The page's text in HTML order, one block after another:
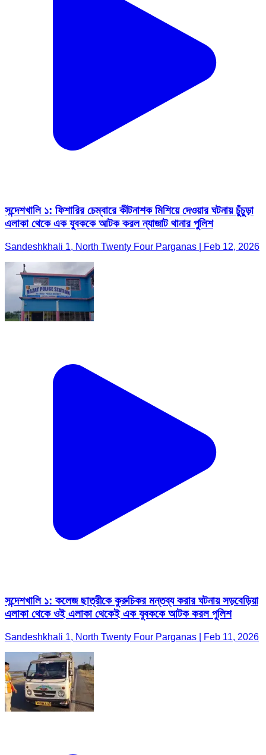
সন্দেশখালি ১: ফিশারির চেম্বারে কীটনাশক মিশিয়ে দেওয়ার ঘটনায় চুঁচুড়া
এলাকা থেকে এক যুবককে আটক করল ন্যাজাট থানার পুলিশ
Sandeshkhali 1, North Twenty Four Parganas | Feb 12, 2026
সন্দেশখালি ১: কলেজ ছাত্রীকে কুরুচিকর মন্তব্য করার ঘটনায় সড়বেড়িয়া
এলাকা থেকে ওই এলাকা থেকেই এক যুবককে আটক করল পুলিশ
Sandeshkhali 1, North Twenty Four Parganas | Feb 11, 2026